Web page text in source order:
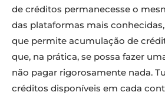
de créditos permanecesse o
das plataformas mais
que permite acumulação de
que, na prática, se possa fazer
não pagar rigorosamente nada.
créditos disponíveis em cada